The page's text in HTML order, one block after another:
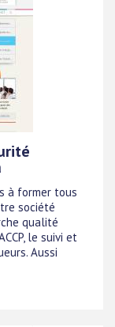
à former tous
société
qualité
le suivi et
Aussi